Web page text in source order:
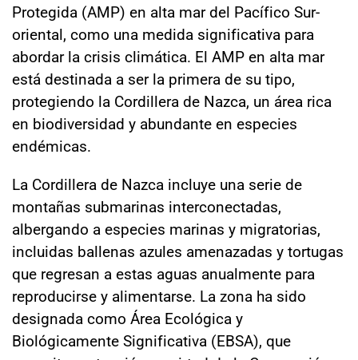
Protegida (AMP) en alta mar del Pacífico Sur-
oriental, como una medida significativa para
abordar la crisis climática. El AMP en alta mar
está destinada a ser la primera de su tipo,
protegiendo la Cordillera de Nazca, un área rica
en biodiversidad y abundante en especies
endémicas.
La Cordillera de Nazca incluye una serie de
montañas submarinas interconectadas,
albergando a especies marinas y migratorias,
incluidas ballenas azules amenazadas y tortugas
que regresan a estas aguas anualmente para
reproducirse y alimentarse. La zona ha sido
designada como Área Ecológica y
Biológicamente Significativa (EBSA), que